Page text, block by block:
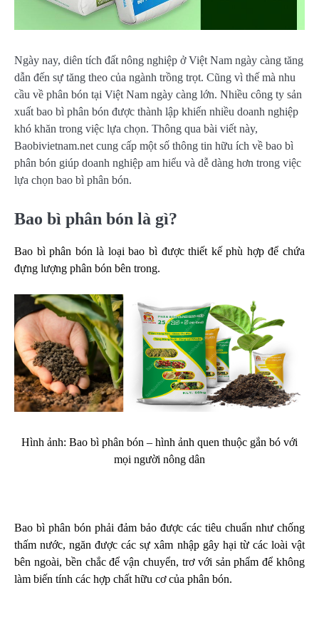
Ngày nay, diên tích đất nông nghiệp ở Việt Nam ngày càng tăng
dẫn đến sự tăng theo của ngành trồng trọt. Cũng vì thế mà nhu
cầu về phân bón tại Việt Nam ngày càng lớn. Nhiều công ty sản
xuất bao bì phân bón được thành lập khiến nhiều doanh nghiệp
khó khăn trong việc lựa chọn. Thông qua bài viết này,
Baobivietnam.net cung cấp một số thông tin hữu ích về bao bì
phân bón giúp doanh nghiệp am hiểu và dễ dàng hơn trong việc
lựa chọn bao bì phân bón.
Bao bì phân bón là gì?
Bao bì phân bón là loại bao bì được thiết kế phù hợp để chứa
đựng lượng phân bón bên trong.
Hình ảnh: Bao bì phân bón – hình ảnh quen thuộc gắn bó với
mọi người nông dân
Bao bì phân bón phải đảm bảo được các tiêu chuẩn như chống
thấm nước, ngăn được các sự xâm nhập gây hại từ các loài vật
bên ngoài, bền chắc để vận chuyển, trơ với sản phẩm để không
làm biến tính các hợp chất hữu cơ của phân bón.